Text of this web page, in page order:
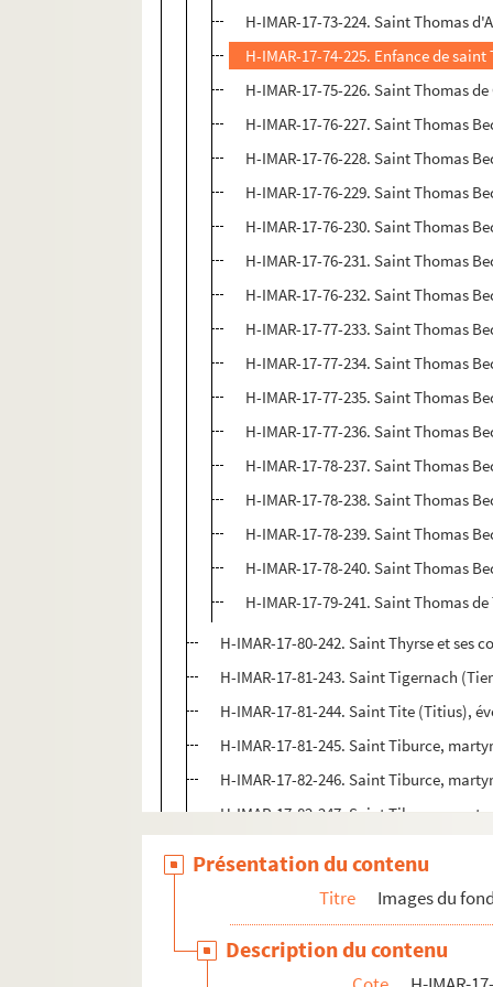
H-IMAR-17-73-224. Saint Thomas
H-IMAR-17-74-225. Enfance de
H-IMAR-17-75-226. Saint Thomas
H-IMAR-17-76-227. Saint Thomas
H-IMAR-17-76-228. Saint Thomas
H-IMAR-17-76-229. Saint Thomas
H-IMAR-17-76-230. Saint Thomas
H-IMAR-17-76-231. Saint Thomas
H-IMAR-17-76-232. Saint Thomas
H-IMAR-17-77-233. Saint Thomas
H-IMAR-17-77-234. Saint Thomas
H-IMAR-17-77-235. Saint Thomas
H-IMAR-17-77-236. Saint Thomas
H-IMAR-17-78-237. Saint Thomas
H-IMAR-17-78-238. Saint Thomas
H-IMAR-17-78-239. Saint Thomas
H-IMAR-17-78-240. Saint Thomas
H-IMAR-17-79-241. Saint Thomas
H-IMAR-17-80-242. Saint Thyrse et ses
H-IMAR-17-81-243. Saint Tigernach
H-IMAR-17-81-244. Saint Tite (Titius),
H-IMAR-17-81-245. Saint Tiburce,
H-IMAR-17-82-246. Saint Tiburce,
H-IMAR-17-82-247. Saint Tiburce,
H-IMAR-17-85-251. Saint Turibe,
Présentation du contenu
Titre Images du
Description du contenu